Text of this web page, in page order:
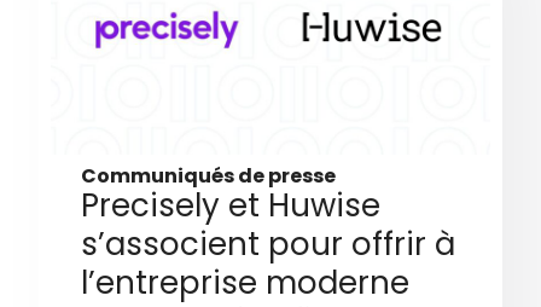
Communiqués de presse
Precisely et Huwise
s’associent pour offrir à
l’entreprise moderne